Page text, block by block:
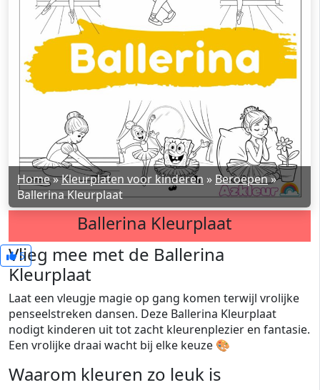
Home»Kleurplaten voor kinderen » Beroepen»
Ballerina Kleurplaat
Ballerina Kleurplaat
5
Vlieg mee met de Ballerina
Kleurplaat
Laat een vleugje magie op gang komen terwijl vrolijke
penseelstreken dansen. Deze Ballerina Kleurplaat
nodigt kinderen uit tot zacht kleurenplezier en fantasie.
Een vrolijke draai wacht bij elke keuze 🎨
Waarom kleuren zo leuk is